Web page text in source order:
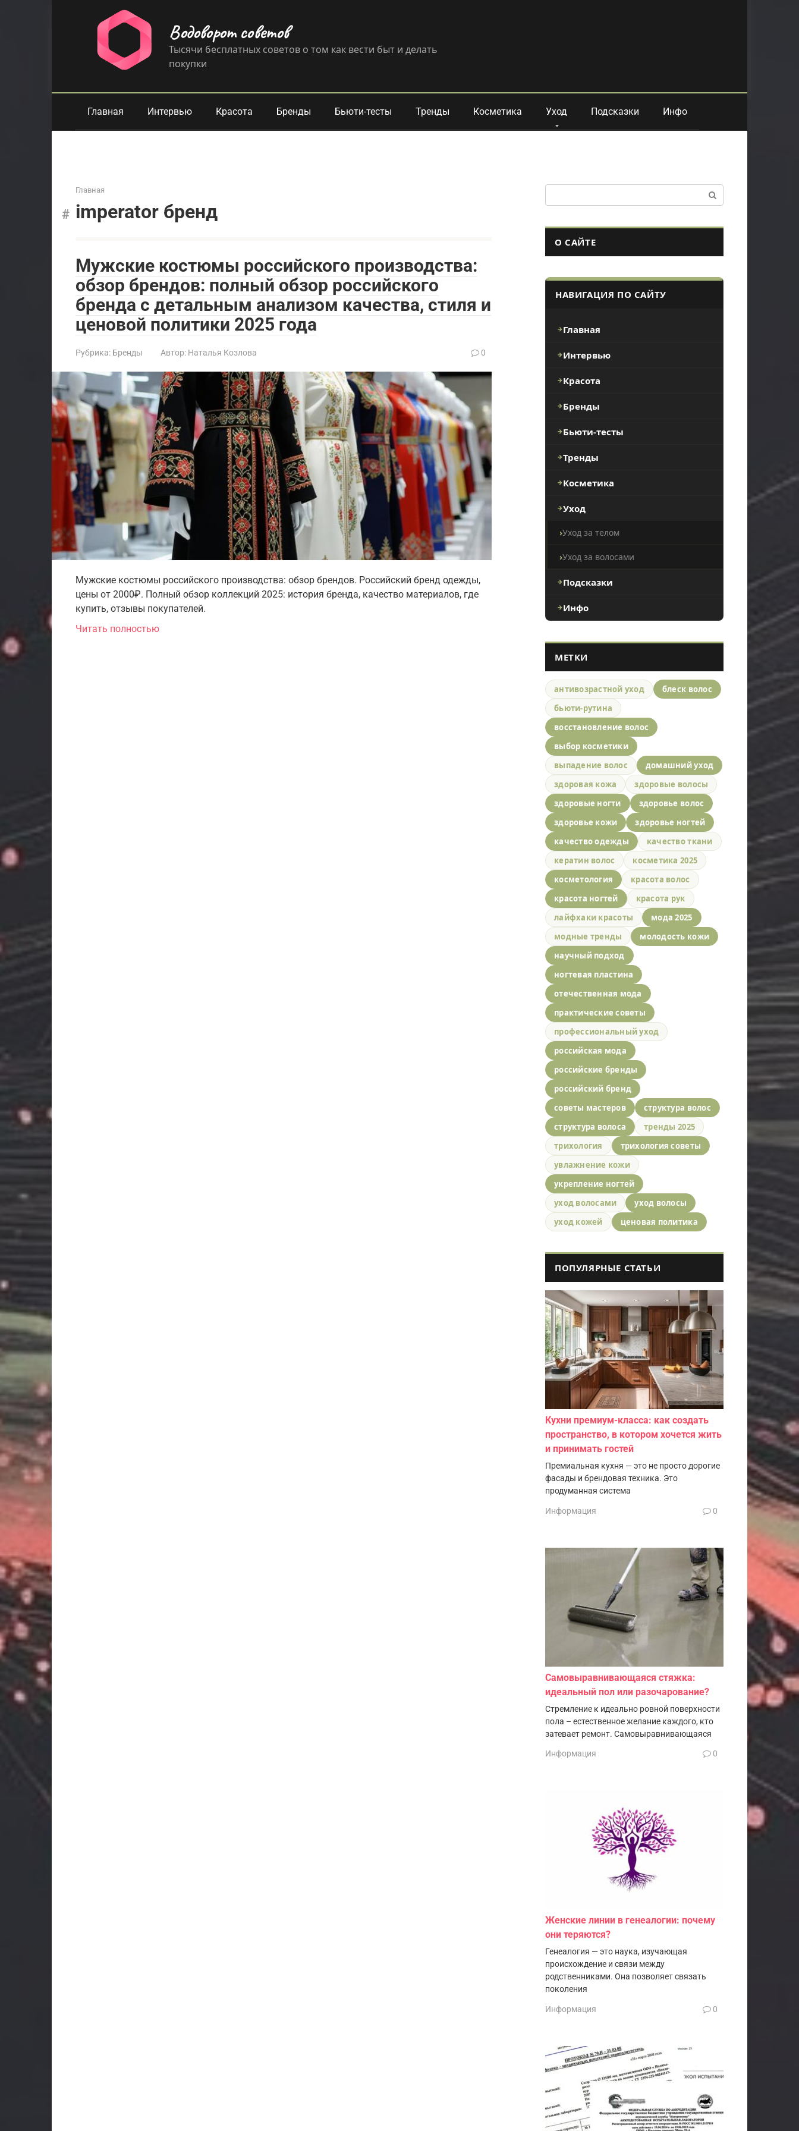
Водоворот советов
Тысячи бесплатных советов о том как вести быт и делать
покупки
Главная Интервью Красота Бренды Бьюти-тесты Тренды Косметика Уход Подсказки Инфо
Главная
imperator бренд
Мужские костюмы российского производства:
обзор брендов: полный обзор российского
бренда с детальным анализом качества, стиля и
ценовой политики 2025 года
Рубрика: Бренды Автор: Наталья Козлова 0
Мужские костюмы российского производства: обзор брендов. Российский бренд одежды,
цены от 2000₽. Полный обзор коллекций 2025: история бренда, качество материалов, где
купить, отзывы покупателей.
Читать полностью
О САЙТЕ
НАВИГАЦИЯ ПО САЙТУ
Главная
Интервью
Красота
Бренды
Бьюти-тесты
Тренды
Косметика
Уход
Уход за телом
Уход за волосами
Подсказки
Инфо
МЕТКИ
антивозрастной уход
блеск волос
бьюти-рутина
восстановление волос
выбор косметики
выпадение волос
домашний уход
здоровая кожа
здоровые волосы
здоровые ногти
здоровье волос
здоровье кожи
здоровье ногтей
качество одежды
качество ткани
кератин волос
косметика 2025
косметология
красота волос
красота ногтей
красота рук
лайфхаки красоты
мода 2025
модные тренды
молодость кожи
научный подход
ногтевая пластина
отечественная мода
практические советы
профессиональный уход
российская мода
российские бренды
российский бренд
советы мастеров
структура волос
структура волоса
тренды 2025
трихология
трихология советы
увлажнение кожи
укрепление ногтей
уход волосами
уход волосы
уход кожей
ценовая политика
ПОПУЛЯРНЫЕ СТАТЬИ
Кухни премиум-класса: как создать
пространство, в котором хочется жить
и принимать гостей
Премиальная кухня — это не просто дорогие
фасады и брендовая техника. Это
продуманная система
Информация 0
Самовыравнивающаяся стяжка:
идеальный пол или разочарование?
Стремление к идеально ровной поверхности
пола – естественное желание каждого, кто
затевает ремонт. Самовыравнивающаяся
Информация 0
Женские линии в генеалогии: почему
они теряются?
Генеалогия — это наука, изучающая
происхождение и связи между
родственниками. Она позволяет связать
поколения
Информация 0